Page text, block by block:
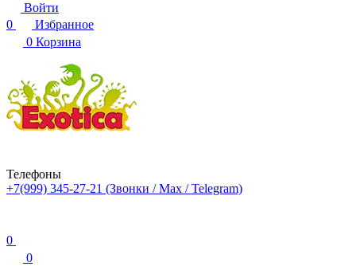
Войти
0
Избранное
0 Корзина
Телефоны
+7(999) 345-27-21 (Звонки / Max / Telegram)
0
0